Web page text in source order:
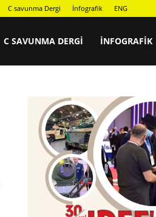
C savunma Dergi İnfografik ENG
C SAVUNMA DERGI İNFOGRAFIK